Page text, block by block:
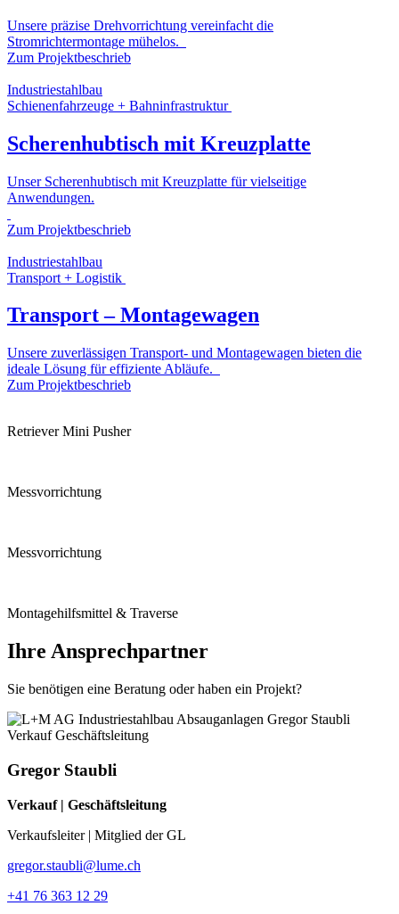
Unsere präzise Drehvorrichtung vereinfacht die
Stromrichtermontage mühelos.
Zum Projektbeschrieb
Industriestahlbau
Schienenfahrzeuge + Bahninfrastruktur
Scherenhubtisch mit Kreuzplatte
Unser Scherenhubtisch mit Kreuzplatte für vielseitige
Anwendungen.
Zum Projektbeschrieb
Industriestahlbau
Transport + Logistik
Transport – Montagewagen
Unsere zuverlässigen Transport- und Montagewagen bieten die
ideale Lösung für effiziente Abläufe.
Zum Projektbeschrieb
Retriever Mini Pusher
Messvorrichtung
Messvorrichtung
Montagehilfsmittel & Traverse
Ihre Ansprechpartner
Sie benötigen eine Beratung oder haben ein Projekt?
Gregor Staubli
Verkauf | Geschäftsleitung
Verkaufsleiter | Mitglied der GL
gregor.staubli@lume.ch
+41 76 363 12 29